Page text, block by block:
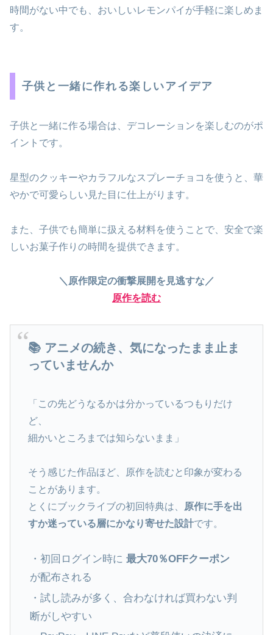
時間がない中でも、おいしいレモンパイが手軽に楽しめま
す。
子供と一緒に作れる楽しいアイデア
子供と一緒に作る場合は、デコレーションを楽しむのがポ
イントです。
星型のクッキーやカラフルなスプレーチョコを使うと、華
やかで可愛らしい見た目に仕上がります。
また、子供でも簡単に扱える材料を使うことで、安全で楽
しいお菓子作りの時間を提供できます。
＼原作限定の衝撃展開を見逃すな／
原作を読む
📚 アニメの続き、気になったまま止ま
っていませんか
「この先どうなるかは分かっているつもりだけ
ど、
細かいところまでは知らないまま」
そう感じた作品ほど、原作を読むと印象が変わる
ことがあります。
とくにブックライブの初回特典は、
原作に手を出
すか迷っている層にかなり寄せた設計です。
・初回ログイン時に最大70％OFFクーポン
が配布される
・試し読みが多く、合わなければ買わない判
断がしやすい